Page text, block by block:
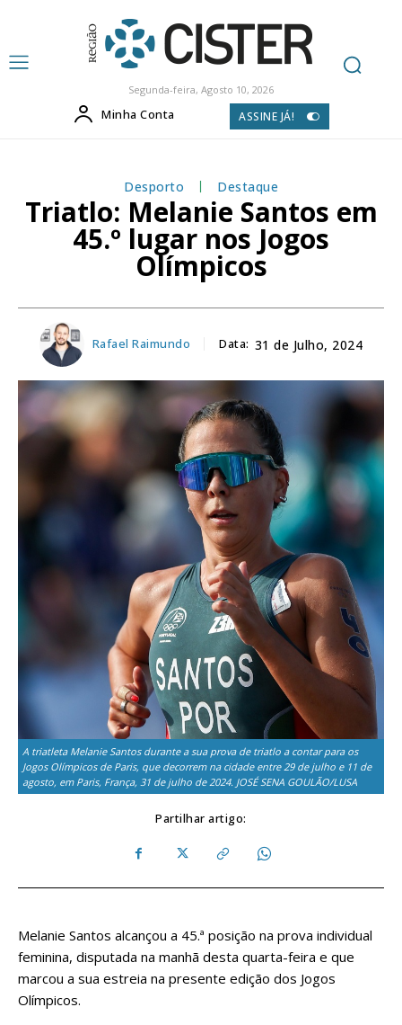
Segunda-feira, Agosto 10, 2026
Minha Conta ASSINE JÁ!
Desporto Destaque
Triatlo: Melanie Santos em
45.º lugar nos Jogos
Olímpicos
Rafael Raimundo Data: 31 de Julho, 2024
A triatleta Melanie Santos durante a sua prova de triatlo a contar para os
Jogos Olímpicos de Paris, que decorrem na cidade entre 29 de julho e 11 de
agosto, em Paris, França, 31 de julho de 2024. JOSÉ SENA GOULÃO/LUSA
Partilhar artigo:
Melanie Santos alcançou a 45.ª posição na prova individual
feminina, disputada na manhã desta quarta-feira e que
marcou a sua estreia na presente edição dos Jogos
Olímpicos.